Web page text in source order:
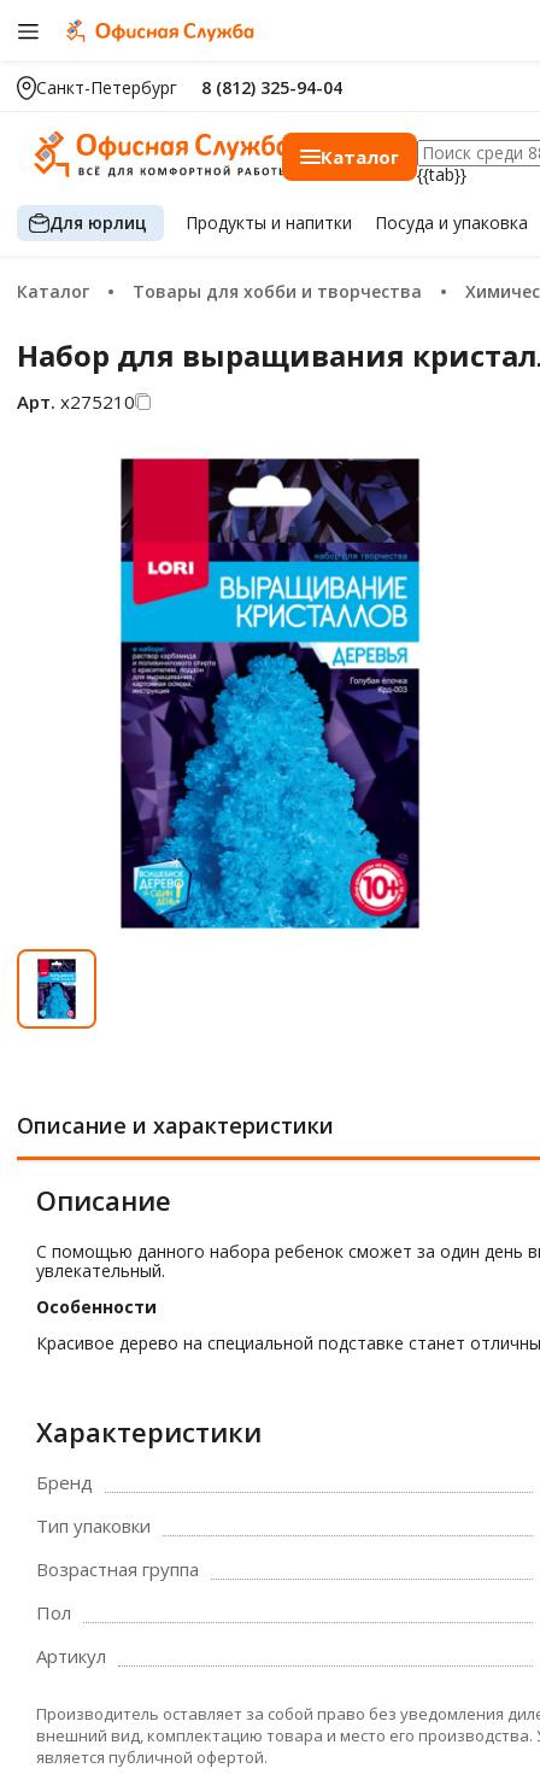
Санкт-Петербург 8 (812) 325-94-04
Каталог
{{tab}}
Для юрлиц Продуктыи напитки Посуда и упаковка
Каталог Товары для хобби и творчества
Набор для выращивания
Арт. х275210
Описание и характеристики
Описание
С помощью данного набора ребенок сможет за один день
увлекательный.
Особенности
Красивое дерево на специальной подставке станет
Характеристики
Бренд
Тип упаковки
Возрастная группа
Пол
Артикул
Производитель оставляет за собой право без уведомления
внешний вид, комплектацию товара и место его
является публичной офертой.